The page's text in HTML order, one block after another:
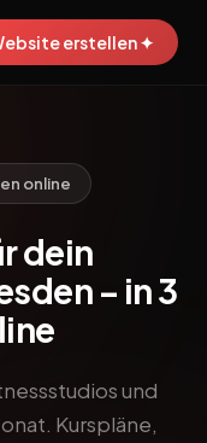
erstellen ✦
online
dein
– in 3
und
Kurspläne,